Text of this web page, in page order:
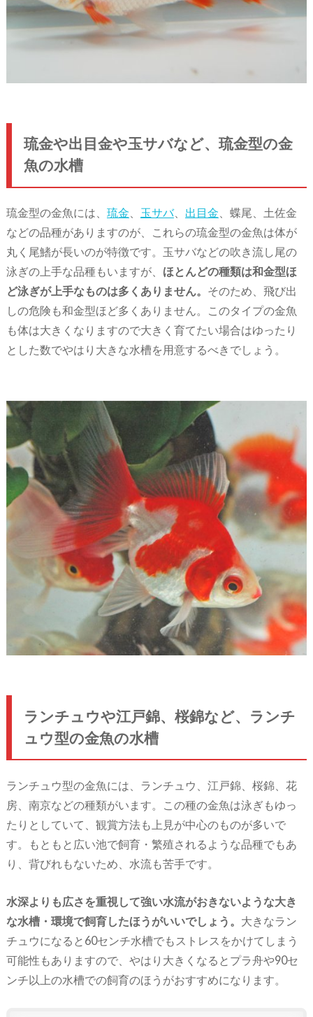
琉金や出目金や玉サバなど、琉金型の金
魚の水槽
琉金型の金魚には、 琉金 玉サバ、 出目金 、蝶尾、土佐金
などの品種がありますのが、これらの琉金型の金魚は体が
丸く尾鰭が長いのが特徴です。玉サバなどの吹き流し尾の
泳ぎの上手な品種もいますが、 ほとんどの種類は和金型ほ
ど泳ぎが上手なものは多くありません。 そのため、飛び出
しの危険も和金型ほど多くありません。このタイプの金魚
も体は大きくなりますので大きく育てたい場合はゆったり
とした数でやはり大きな水槽を用意するべきでしょう。
ランチュウや江戸錦、桜錦など、ランチ
ュウ型の金魚の水槽
ランチュウ型の金魚には、ランチュウ、江戸錦、桜錦、花
房、南京などの種類がいます。この種の金魚は泳ぎもゆっ
たりとしていて、観賞方法も上見が中心のものが多いで
す。もともと広い池で飼育・繁殖されるような品種でもあ
り、背びれもないため、水流も苦手です。
水深よりも広さを重視して強い水流がおきないような大き
な水槽・環境で飼育したほうがいいでしょう。 大きなラン
チュウになると60センチ水槽でもストレスをかけてしまう
可能性もありますので、やはり大きくなるとプラ舟や90セ
ンチ以上の水槽での飼育のほうがおすすめになります。